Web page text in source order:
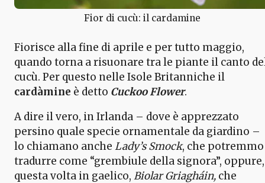
Fior di cucù: il cardamine
Fiorisce alla fine di aprile e per tutto maggio,
quando torna a risuonare tra le piante il canto
cucù. Per questo nelle Isole Britanniche il
cardàmine è detto Cuckoo Flower.
A dire il vero, in Irlanda – dove è apprezzato
persino quale specie ornamentale da giardino –
lo chiamano anche Lady’s Smock, che potremmo
tradurre come “grembiule della signora”, oppure,
questa volta in gaelico, Biolar Griagháin, che